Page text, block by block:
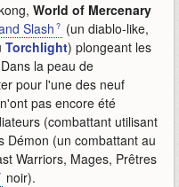
World of Mercenary
Slash
(un diablo-like,
Torchlight) plongeant les
la peau de
pour l'une des neuf
pas encore été
(combattant utilisant
Démon (un combattant au
Warriors, Mages, Prêtres
noir).